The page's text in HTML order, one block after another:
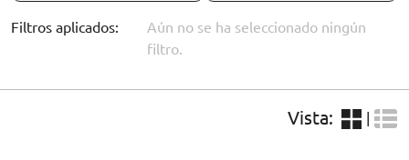
Filtros aplicados:
Aún no se ha seleccionado ningún
filtro.
Vista: